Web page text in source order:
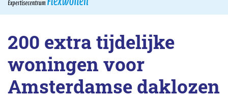
200 extra tijdelijke
woningen voor
Amsterdamse daklozen